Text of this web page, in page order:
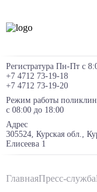
Регистратура Пн-Пт с
+7 4712 73-19-18
+7 4712 73-19-20
Режим работы
с 08:00 до 18:00
Адрес
305524, Курская обл.,
Елисеева 1
ГлавнаяПресс-служба